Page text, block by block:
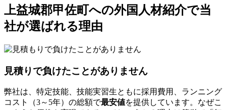
上益城郡甲佐町への外国人材紹介で当
社が選ばれる理由
見積りで負けたことがありません
弊社は、特定技能、技能実習生ともに採用費用、ランニング
コスト（3～5年）の総額で最安値を提供しています。なぜこ